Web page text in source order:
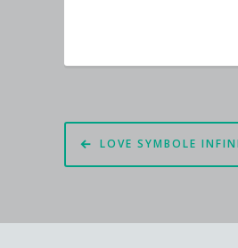
Navigation
de
LOVE SYMBOLE